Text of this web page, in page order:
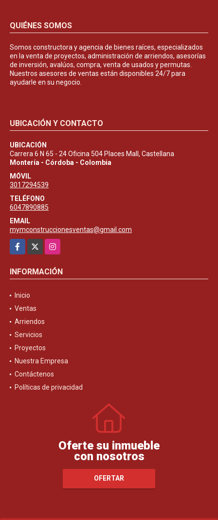
QUIÉNES SOMOS
Somos constructora y agencia de bienes raíces, especializados
en la venta de proyectos, administración de arriendos, asesorías
de inversión, avalúos, compra, venta de usados y permutas.
Nuestros asesores de ventas están disponibles 24/7 para
ayudarle en su negocio.
UBICACIÓN Y CONTACTO
UBICACIÓN
Carrera 6 N 65 - 24 Oficina 504 Places Mall, Castellana
Montería - Córdoba - Colombia
MÓVIL
3017294539
TELÉFONO
6047890885
EMAIL
mymconstruccionesventas@gmail.com
Facebook
Instagram
INFORMACIÓN
Inicio
Ventas
Arriendos
Servicios
Proyectos
Nuestra Empresa
Contáctenos
Políticas de privacidad
Oferte su inmueble
con nosotros
OFERTAR